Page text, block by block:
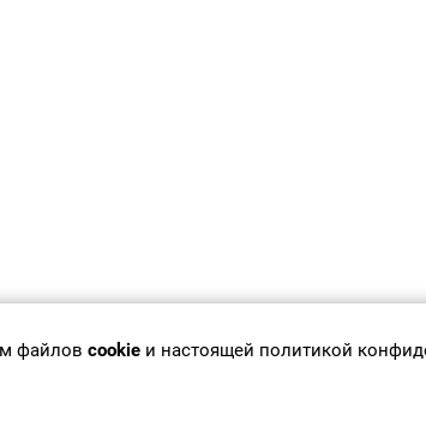
файлов cookie и настоящей политикой